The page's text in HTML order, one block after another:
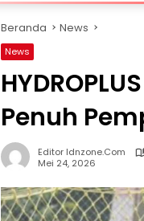
Beranda News
News
Penuh
Editor Idnzone.com
Mei 24, 2026